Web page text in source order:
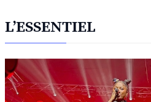
L’ESSENTIEL